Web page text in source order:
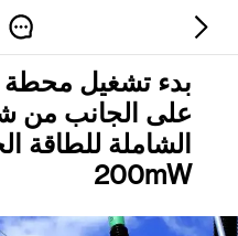
بدء تشغيل محطة
على الجانب من
200mW